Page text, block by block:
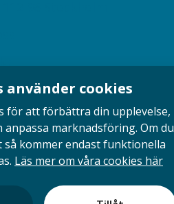
i Akademikerförsäkring
använder cookies
för att förbättra din upplevelse,
marknadsföring. Om du
så kommer endast funktionella
Läs mer om våra cookies här